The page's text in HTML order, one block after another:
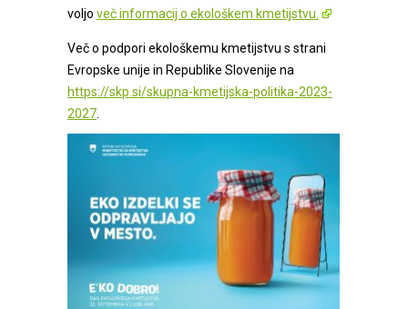
voljo več informacij o ekološkem kmetijstvu.
Več o podpori ekološkemu kmetijstvu s strani
Evropske unije in Republike Slovenije na
https://skp.si/skupna-kmetijska-politika-2023-
2027